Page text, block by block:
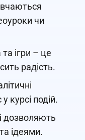
чи
ігри – це
радість.
курсі подій.
дозволяють
ідеями.